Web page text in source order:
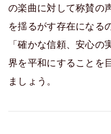
の楽曲に対して称賛の
を揺るがす存在になる
「確かな信頼、安心
界を平和にすることを
ましょう。